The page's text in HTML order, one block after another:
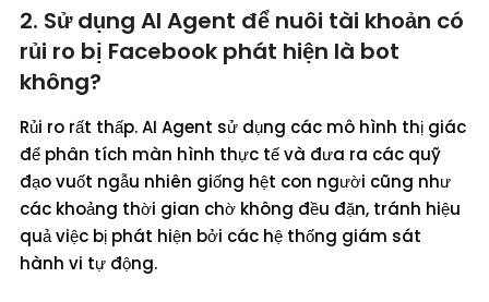
2. Sử dụng AI Agent để nuôi tài khoản có
rủi ro bị Facebook phát hiện là bot
không?
Rủi ro rất thấp. AI Agent sử dụng các mô hình thị giác
để phân tích màn hình thực tế và đưa ra các quỹ
đạo vuốt ngẫu nhiên giống hệt con người cũng như
các khoảng thời gian chờ không đều đặn, tránh hiệu
quả việc bị phát hiện bởi các hệ thống giám sát
hành vi tự động.